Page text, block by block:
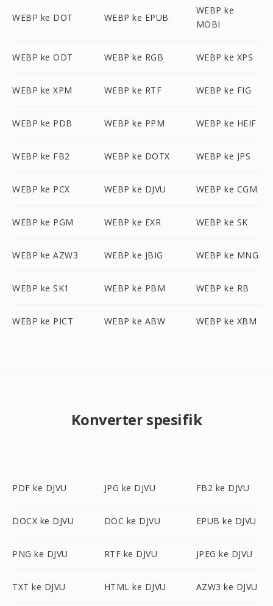
WEBP ke DOT WEBP ke EPUB
WEBP ke
MOBI
WEBP ke ODT WEBP ke RGB WEBP ke XPS
WEBP ke XPM WEBP ke RTF WEBP ke FIG
WEBP ke PDB WEBP ke PPM WEBP ke HEIF
WEBP ke FB2 WEBP ke DOTX WEBP ke JPS
WEBP ke PCX WEBP ke DJVU WEBP ke CGM
WEBP ke PGM WEBP ke EXR WEBP ke SK
WEBP ke AZW3 WEBP ke JBIG WEBP ke MNG
WEBP ke SK1 WEBP ke PBM WEBP ke RB
WEBP ke PICT WEBP ke ABW WEBP ke XBM
Konverter spesifik
PDF ke DJVU JPG ke DJVU FB2 ke DJVU
DOCX ke DJVU DOC ke DJVU EPUB ke DJVU
PNG ke DJVU RTF ke DJVU JPEG ke DJVU
TXT ke DJVU HTML ke DJVU AZW3 ke DJVU